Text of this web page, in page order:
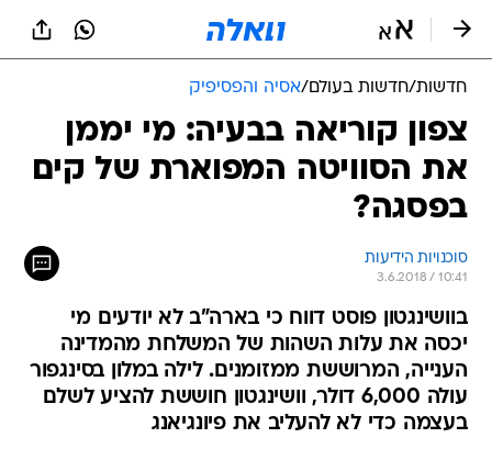
חדשות/חדשות בעולם/אסיה והפסיפיק
צפון קוריאה בבעיה: מי יממן
את הסוויטה המפוארת של קים
בפסגה?
סוכנויות הידיעות
3.6.2018 / 10:41
בוושינגטון פוסט דווח כי בארה"ב לא יודעים מי
יכסה את עלות השהות של המשלחת מהמדינה
הענייה, המרוששת ממזומנים. לילה במלון בסינגפור
עולה 6,000 דולר, וושינגטון חוששת להציע לשלם
בעצמה כדי לא להעליב את פיונגיאנג